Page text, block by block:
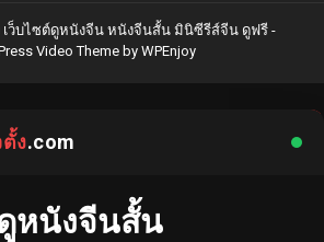
เว็บไซต์ดูหนังจีน หนังจีนสั้น มินิซีรีส์จีน ดูฟรี -
Video Themeby WPEnjoy
ง.com
หนังจีนสั้น